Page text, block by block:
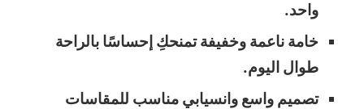
واحد.
خامة ناعمة وخفيفة تمنحكِ إحساسًا بالراحة
طوال اليوم.
تصميم واسع وانسيابي مناسب للمقاسات